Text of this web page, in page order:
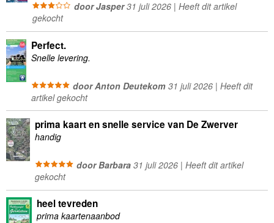
door Jasper31 juli 2026 | Heeft dit artikel
gekocht
Perfect.
Snelle levering.
door Anton Deutekom31 juli 2026 | Heeft dit
artikel gekocht
prima kaart en snelle service van De Zwerver
handig
door Barbara31 juli 2026 | Heeft dit artikel
gekocht
heel tevreden
prima kaartenaanbod